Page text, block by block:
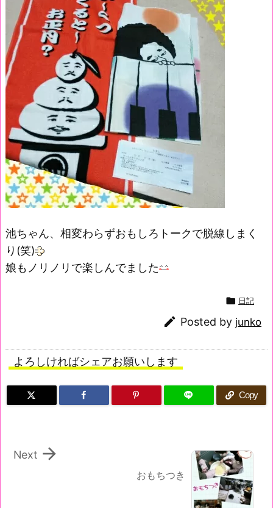
池ちゃん、相変わらずおもしろトークで脱線しまく
り(笑)
娘もノリノリで楽しんでました
 日記
 Posted by junko
よろしければシェアお願いします
Copy
おもちつき

Next